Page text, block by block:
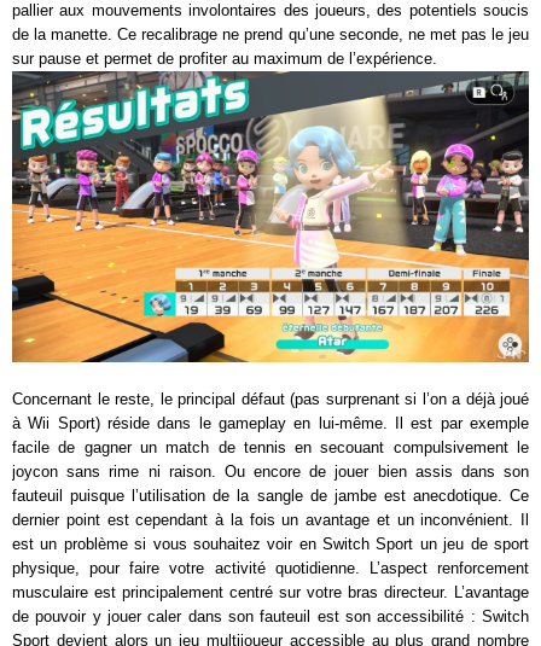
pallier aux mouvements involontaires des joueurs, des potentiels soucis
de la manette. Ce recalibrage ne prend qu’une seconde, ne met pas le jeu
sur pause et permet de profiter au maximum de l’expérience.
Concernant le reste, le principal défaut (pas surprenant si l’on a déjà joué
à Wii Sport) réside dans le gameplay en lui-même. Il est par exemple
facile de gagner un match de tennis en secouant compulsivement le
joycon sans rime ni raison. Ou encore de jouer bien assis dans son
fauteuil puisque l’utilisation de la sangle de jambe est anecdotique. Ce
dernier point est cependant à la fois un avantage et un inconvénient. Il
est un problème si vous souhaitez voir en Switch Sport un jeu de sport
physique, pour faire votre activité quotidienne. L’aspect renforcement
musculaire est principalement centré sur votre bras directeur. L’avantage
de pouvoir y jouer caler dans son fauteuil est son accessibilité : Switch
Sport devient alors un jeu multijoueur accessible au plus grand nombre